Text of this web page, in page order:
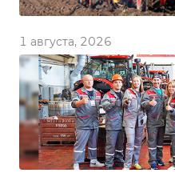
1 августа, 2026